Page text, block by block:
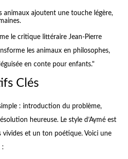
animaux ajoutent une touche légère,
le critique littéraire Jean-Pierre
les animaux en philosophes,
en conte pour enfants."
Clés
: introduction du problème,
heureuse. Le style d’Aymé est
vivides et un ton poétique. Voici une
: